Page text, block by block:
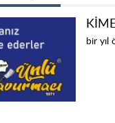
bir yıl